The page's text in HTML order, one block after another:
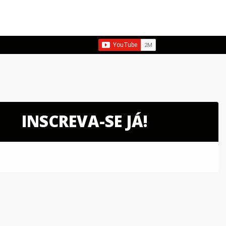
INSCREVA-SE JÁ!